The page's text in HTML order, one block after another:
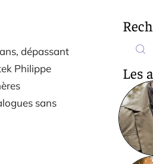
dépassant
Philippe
sans
Les